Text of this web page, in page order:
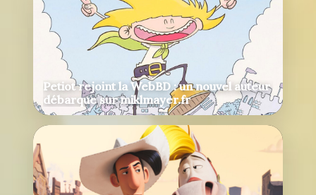
Petiot rejoint la WebBD : un nouvel auteur
débarque sur miklmayer.fr